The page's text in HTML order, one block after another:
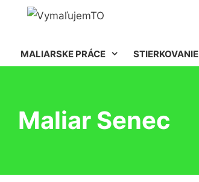
MALIARSKE PRÁCE STIERKOVANIE
Maliar Senec